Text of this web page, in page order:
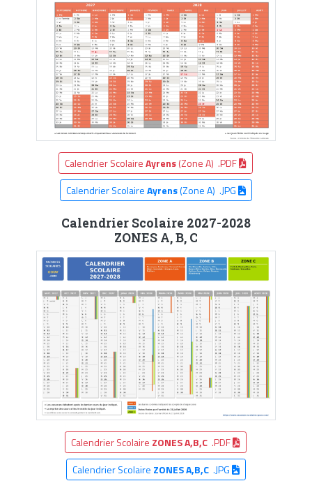
Calendrier ScolaireAyrens(Zone A) .PDF
Calendrier ScolaireAyrens(Zone A) .JPG
Calendrier Scolaire 2027-2028
ZONES A, B, C
Calendrier Scolaire ZONES A,B,C .PDF
Calendrier Scolaire ZONES A,B,C.JPG